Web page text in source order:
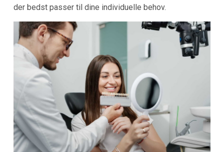
der bedst passer til dine individuelle behov.